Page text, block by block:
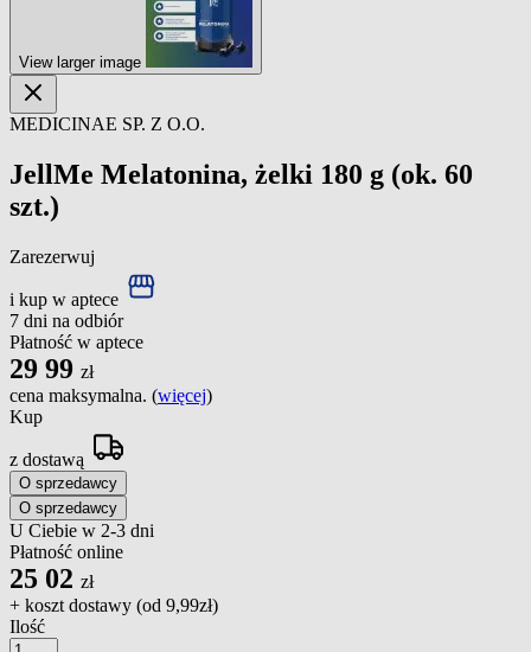
View larger image
MEDICINAE SP. Z O.O.
JellMe Melatonina, żelki 180 g (ok. 60
szt.)
Zarezerwuj
i kup w aptece
7 dni na odbiór
Płatność w aptece
29 99 zł
cena maksymalna. (więcej)
Kup
z dostawą
O sprzedawcy
O sprzedawcy
U Ciebie w 2-3 dni
Płatność online
25 02 zł
+ koszt dostawy (od 9,99zł)
Ilość